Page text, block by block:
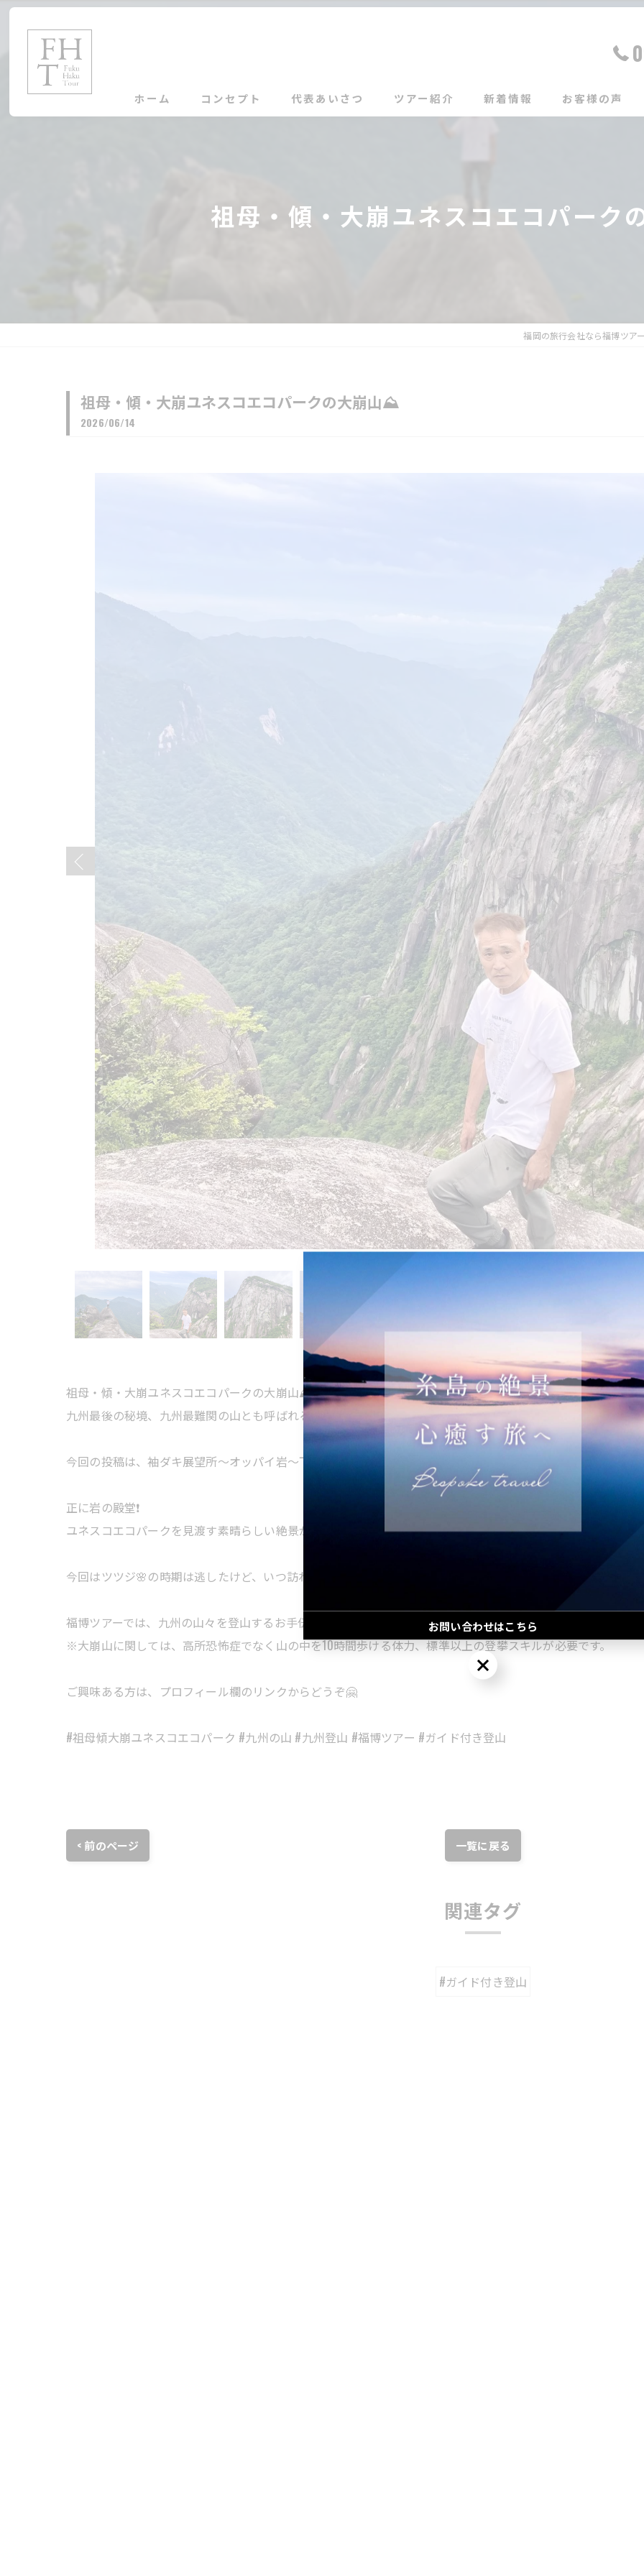
ホーム コンセプト 代表あいさつ ツアー紹介 新着情報 お客様の声
祖母・傾・大崩ユネスコエコパーク
福岡の旅行会社なら福博ツアー
祖母・傾・大崩ユネスコエコパークの大崩山⛰️
2026/06/14
祖母・傾・大崩ユネスコエコパークの大崩山⛰️
九州最後の秘境、九州最難関の山とも呼ばれる九州屈指の大絶景スポットです✨
今回の投稿は、袖ダキ展望所〜オッパイ岩〜下ワク塚〜中ワク塚〜上ワク塚の、登りのハイライトコース🪨
正に岩の殿堂❗️
ユネスコエコパークを見渡す素晴らしい絶景が広がっています🤩
今回はツツジ🌸の時期は逃したけど、いつ訪れても大自然の絶景が待ってます。
福博ツアーでは、九州の山々を登山するお手伝いをしています。
※大崩山に関しては、高所恐怖症でなく山の中を10時間歩ける体力、標準以上の登攀スキルが必要です。
ご興味ある方は、プロフィール欄のリンクからどうぞ🤗
#祖母傾大崩ユネスコエコパーク #九州の山 #九州登山 #福博ツアー #ガイド付き登山
< 前のページ 一覧に戻る
関連タグ
#ガイド付き登山
お問い合わせはこちら
お問い合わせはこちら